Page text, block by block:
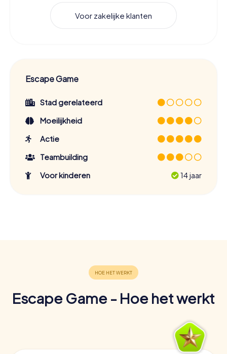
Voor zakelijke klanten
Escape Game
Stad gerelateerd
Moeilijkheid
Actie
Teambuilding
Voor kinderen
14 jaar
Escape Game - Hoe het werkt